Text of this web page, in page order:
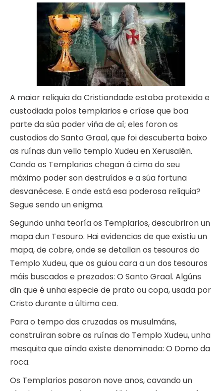
A maior reliquia da Cristiandade estaba protexida e
custodiada polos templarios e críase que boa
parte da súa poder viña de aí; eles foron os
custodios do Santo Graal, que foi descuberta baixo
as ruínas dun vello templo Xudeu en Xerusalén.
Cando os Templarios chegan á cima do seu
máximo poder son destruídos e a súa fortuna
desvanécese. E onde está esa poderosa reliquia?
Segue sendo un enigma.
Segundo unha teoría os Templarios, descubriron un
mapa dun Tesouro. Hai evidencias de que existiu un
mapa, de cobre, onde se detallan os tesouros do
Templo Xudeu, que os guiou cara a un dos tesouros
máis buscados e prezados: O Santo Graal. Algúns
din que é unha especie de prato ou copa, usada por
Cristo durante a última cea.
Para o tempo das cruzadas os musulmáns,
construíran sobre as ruínas do Templo Xudeu, unha
mesquita que aínda existe denominada: O Domo da
roca.
Os Templarios pasaron nove anos, cavando un